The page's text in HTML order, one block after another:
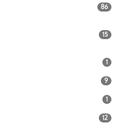
86
15
1
9
1
12